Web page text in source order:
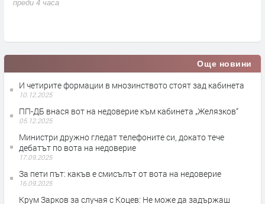
преди 4 часа
Още новини
И четирите формации в мнозинството стоят зад кабинета
10.12.2025
ПП-ДБ внася вот на недоверие към кабинета „Желязков“
05.12.2025
Министри дружно гледат телефоните си, докато тече
дебатът по вота на недоверие
17.09.2025
За пети път: какъв е смисълът от вота на недоверие
16.09.2025
Крум Зарков за случая с Коцев: Не може да задържаш